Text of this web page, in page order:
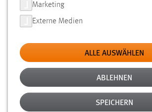
FILTER
Typ
Erstellungsdatum
Alter
Marketing
Externe Medien
ALLE AUSWÄHLEN
ABLEHNEN
SPEICHERN